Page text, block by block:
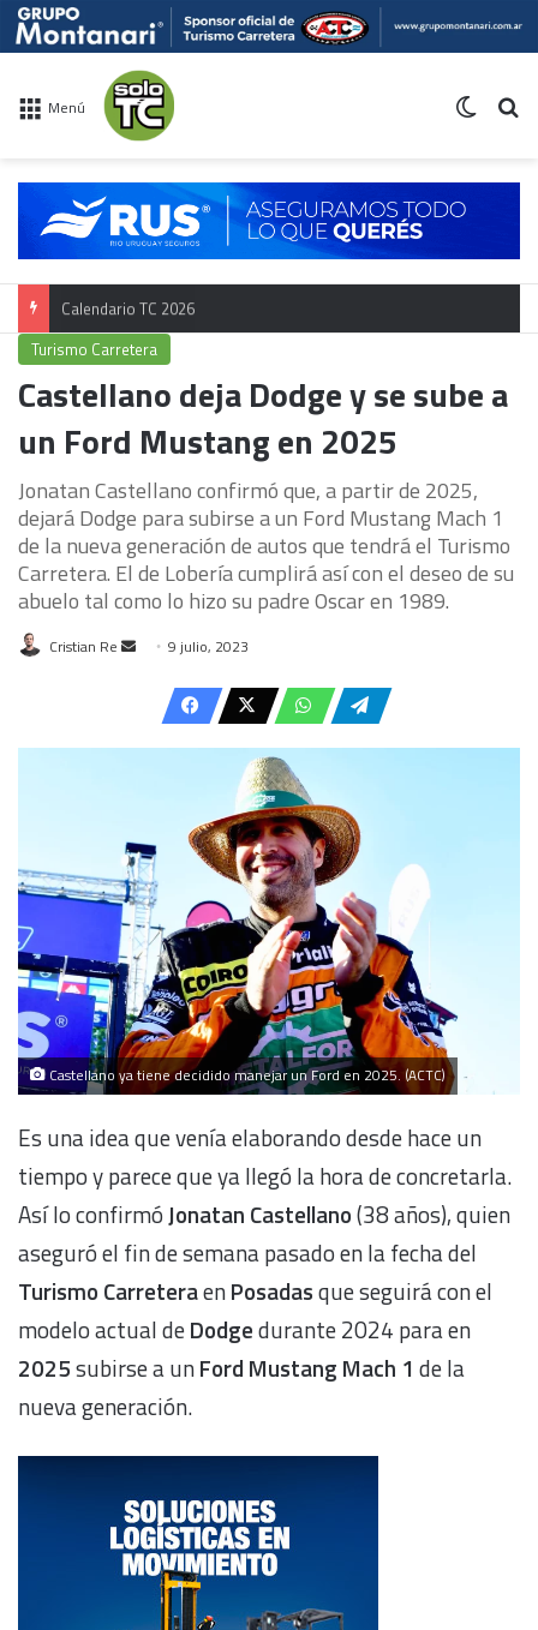
Menú
Calendario TC 2026
Turismo Carretera
Castellano deja Dodge y se sube a
un Ford Mustang en 2025
Jonatan Castellano confirmó que, a partir de 2025,
dejará Dodge para subirse a un Ford Mustang Mach 1
de la nueva generación de autos que tendrá el Turismo
Carretera. El de Lobería cumplirá así con el deseo de su
abuelo tal como lo hizo su padre Oscar en 1989.
Cristian Re
Send
email
9 julio, 2023
Castellano ya tiene decidido manejar un Ford en 2025. (ACTC)
Es una idea que venía elaborando desde hace un
tiempo y parece que ya llegó la hora de concretarla.
Así lo confirmóJonatan Castellano(38 años), quien
aseguró el fin de semana pasado en la fecha del
Turismo CarreteraenPosadasque seguirá con el
modelo actual deDodgedurante 2024 para en
2025subirse a unFord Mustang Mach 1 de la
nueva generación.